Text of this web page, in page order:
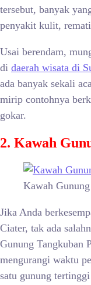
tersebut, banyak
penyakit kulit,
Usai berendam,
di daerah wisata di
ada banyak sekali
mirip contohnya
gokar.
2. Kawah
Kawah
Jika Anda
Ciater, tak ada
Gunung Tangkuban
mengurangi waktu
satu gunung